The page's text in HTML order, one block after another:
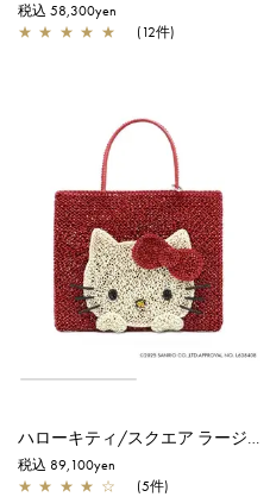
税込 58,300yen
★ ★ ★ ★ ★ (12件)
ハローキティ/スクエア ラージ/マットレッド
税込 89,100yen
★ ★ ★ ★ ☆ (5件)